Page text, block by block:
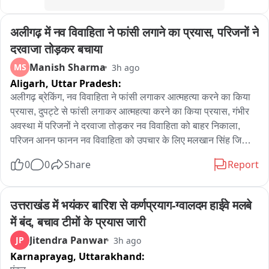
अलीगढ़ में नव विवाहिता ने फांसी लगाने का प्रयास, परिजनों ने
दरवाजा तोड़कर बचाया
MS Manish Sharma 3h ago
Aligarh, Uttar Pradesh:
अलीगढ़ ब्रेकिंग, नव विवाहिता ने फांसी लगाकर आत्महत्या करने का किया
प्रयास, दुपट्टे से फांसी लगाकर आत्महत्या करने का किया प्रयास, गंभीर
अवस्था में परिजनों ने दरवाजा तोड़कर नव विवाहिता को बाहर निकाला,
परिजन आनन फानन नव विवाहिता को उपचार के लिए मलखान सिंह जिला
कॉलेज के लिए किया रेफर, अलीगढ़ के थाना गांधी पार्क के इलाके के
0 0 Share Report
उत्तराखंड में भयंकर बारिश से कर्णप्रयाग-ग्वालदम हाईवे मलबे
में बंद, बचाव टीमों के प्रयास जारी
JP Jitendra Panwar 3h ago
Karnaprayag, Uttarakhand: